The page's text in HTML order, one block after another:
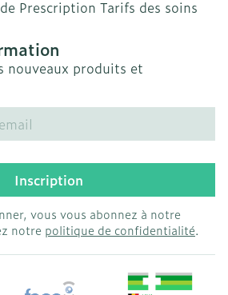
Prescription Tarifs des soins
nouveaux produits et
Inscription
vous vous abonnez à notre
notre politique de confidentialité.